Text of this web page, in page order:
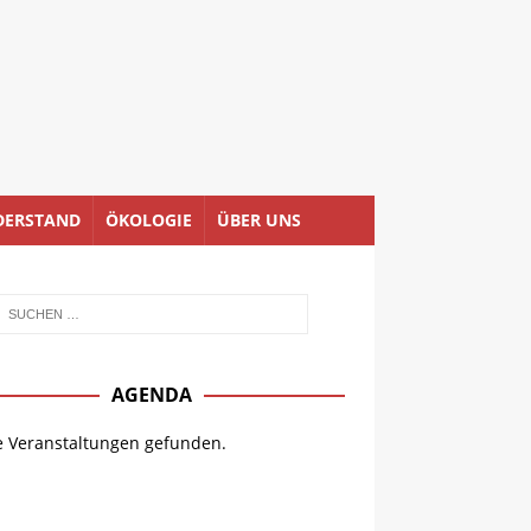
ÖKOLOGIE ÜBER UNS
AGENDA
Veranstaltungen gefunden.